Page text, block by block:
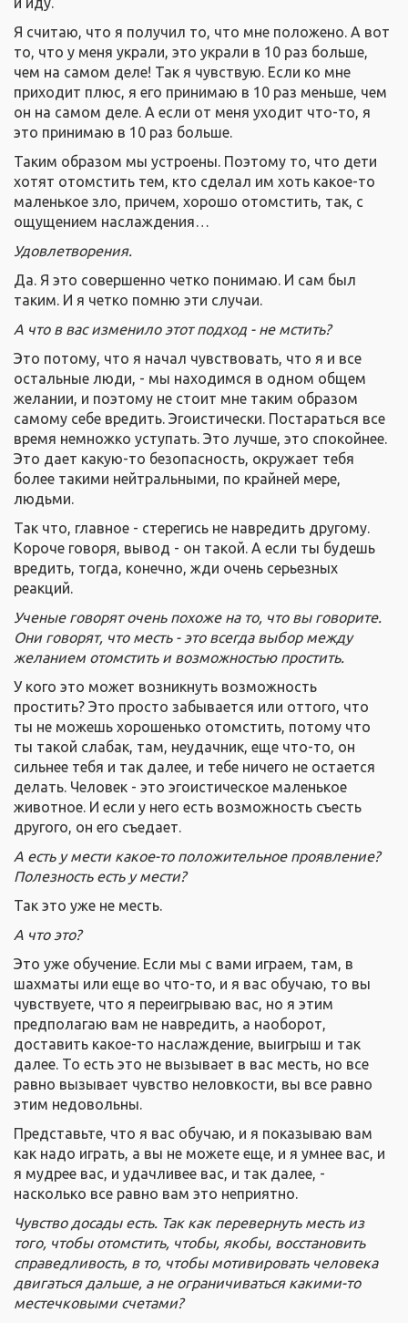
Я считаю, что я получил то, что мне положено. А вот
то, что у меня украли, это украли в 10 раз больше,
чем на самом деле! Так я чувствую. Если ко мне
приходит плюс, я его принимаю в 10 раз меньше, чем
он на самом деле. А если от меня уходит что-то, я
это принимаю в 10 раз больше.
Таким образом мы устроены. Поэтому то, что дети
хотят отомстить тем, кто сделал им хоть какое-то
маленькое зло, причем, хорошо отомстить, так, с
ощущением наслаждения…
Удовлетворения.
Да. Я это совершенно четко понимаю. И сам был
таким. И я четко помню эти случаи.
А что в вас изменило этот подход - не мстить?
Это потому, что я начал чувствовать, что я и все
остальные люди, - мы находимся в одном общем
желании, и поэтому не стоит мне таким образом
самому себе вредить. Эгоистически. Постараться все
время немножко уступать. Это лучше, это спокойнее.
Это дает какую-то безопасность, окружает тебя
более такими нейтральными, по крайней мере,
людьми.
Так что, главное - стерегись не навредить другому.
Короче говоря, вывод - он такой. А если ты будешь
вредить, тогда, конечно, жди очень серьезных
реакций.
Ученые говорят очень похоже на то, что вы говорите.
Они говорят, что месть - это всегда выбор между
желанием отомстить и возможностью простить.
У кого это может возникнуть возможность
простить? Это просто забывается или оттого, что
ты не можешь хорошенько отомстить, потому что
ты такой слабак, там, неудачник, еще что-то, он
сильнее тебя и так далее, и тебе ничего не остается
делать. Человек - это эгоистическое маленькое
животное. И если у него есть возможность съесть
другого, он его съедает.
А есть у мести какое-то положительное проявление?
Полезность есть у мести?
Так это уже не месть.
А что это?
Это уже обучение. Если мы с вами играем, там, в
шахматы или еще во что-то, и я вас обучаю, то вы
чувствуете, что я переигрываю вас, но я этим
предполагаю вам не навредить, а наоборот,
доставить какое-то наслаждение, выигрыш и так
далее. То есть это не вызывает в вас месть, но все
равно вызывает чувство неловкости, вы все равно
этим недовольны.
Представьте, что я вас обучаю, и я показываю вам
как надо играть, а вы не можете еще, и я умнее вас, и
я мудрее вас, и удачливее вас, и так далее, -
насколько все равно вам это неприятно.
Чувство досады есть. Так как перевернуть месть из
того, чтобы отомстить, чтобы, якобы, восстановить
справедливость, в то, чтобы мотивировать человека
двигаться дальше, а не ограничиваться какими-то
местечковыми счетами?